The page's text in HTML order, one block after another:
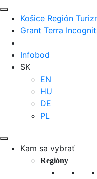
Košice Región
Grant Terra
Infobod
SK
EN
HU
DE
PL
Kam sa vybrať
Regióny